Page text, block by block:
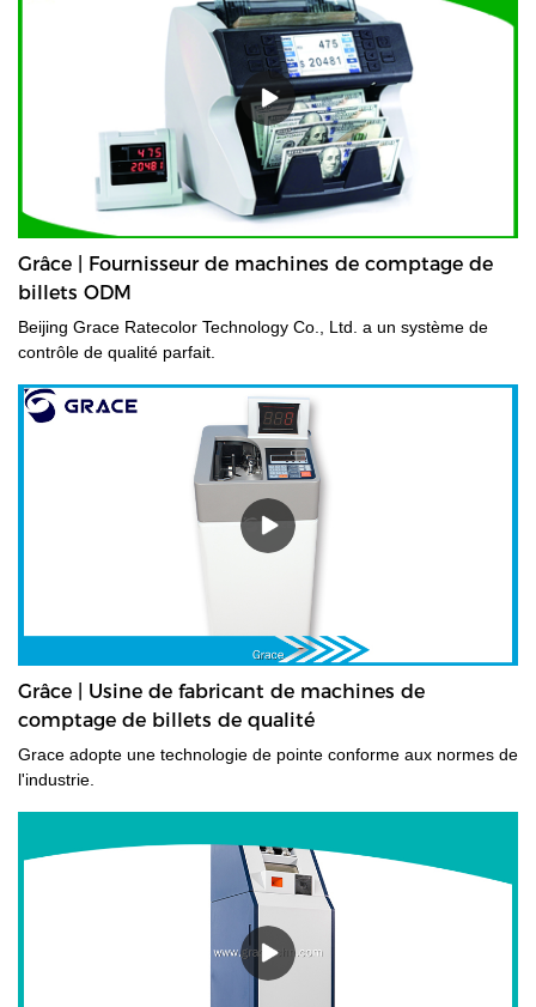
Grâce | Fournisseur de machines de comptage de
billets ODM
Beijing Grace Ratecolor Technology Co., Ltd. a un système de
contrôle de qualité parfait.
Grâce | Usine de fabricant de machines de
comptage de billets de qualité
Grace adopte une technologie de pointe conforme aux normes de
l'industrie.